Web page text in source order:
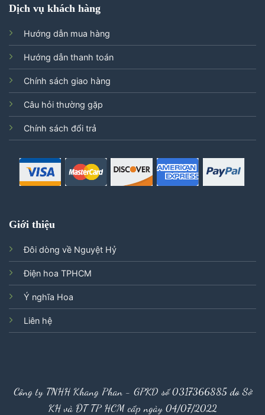
Dịch vụ khách hàng
Hướng dẫn mua hàng
Hướng dẫn thanh toán
Chính sách giao hàng
Câu hỏi thường gặp
Chính sách đổi trả
Giới thiệu
Đôi dòng về Nguyệt Hỷ
Điện hoa TPHCM
Ý nghĩa Hoa
Liên hệ
Công ty TNHH Khang Phan - GPKD số 0317366885 do Sở
KH và ĐT TP HCM cấp ngày 04/07/2022